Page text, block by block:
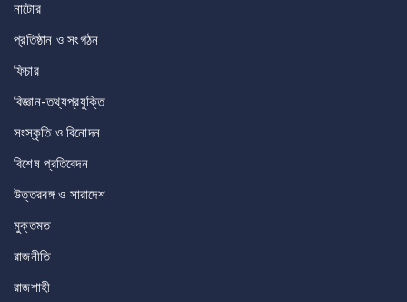
নাটোর
প্রতিষ্ঠান ও সংগঠন
ফিচার
বিজ্ঞান-তথ্যপ্রযুক্তি
সংস্কৃতি ও বিনোদন
বিশেষ প্রতিবেদন
উত্তরবঙ্গ ও সারাদেশ
মুক্তমত
রাজনীতি
রাজশাহী